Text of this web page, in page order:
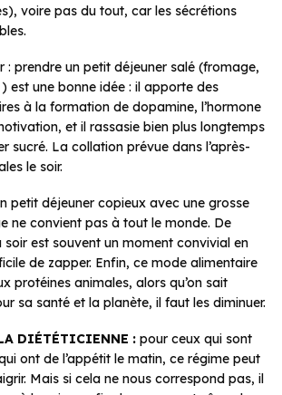
voire pas du tout, car les sécrétions
: prendre un petit déjeuner salé (fromage,
une bonne idée : il apporte des
à la formation de dopamine, l’hormone
et il rassasie bien plus longtemps
sucré. La collation prévue dans l’après-
le soir.
petit déjeuner copieux avec une grosse
ne convient pas à tout le monde. De
soir est souvent un moment convivial en
de zapper. Enfin, ce mode alimentaire
protéines animales, alors qu’on sait
sa santé et la planète, il faut les diminuer.
DIÉTÉTICIENNE : pour ceux qui sont
ont de l’appétit le matin, ce régime peut
Mais si cela ne nous correspond pas, il